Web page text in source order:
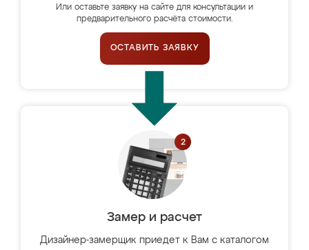
Или оставьте заявку на сайте для консультации и
предварительного расчёта стоимости.
ОСТАВИТЬ ЗАЯВКУ
Замер и расчет
Дизайнер-замерщик приедет к Вам с каталогом